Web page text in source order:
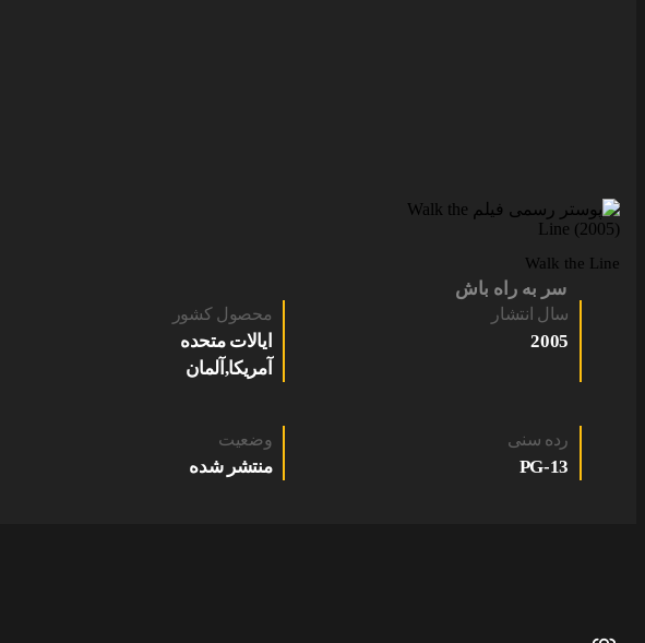
Walk the Line
سر به راه باش
سال انتشار
2005
محصول کشور
ایالات متحده
آمریکا,آلمان
رده سنی
PG-13
وضعیت
منتشر شده